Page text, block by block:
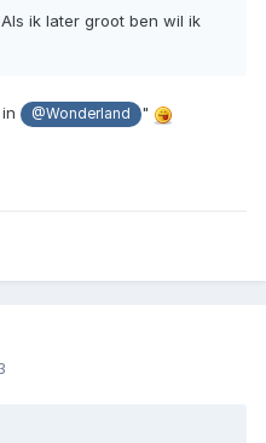
ik later groot ben wil ik
@Wonderland "